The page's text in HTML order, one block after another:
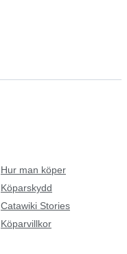
Hur man köper
Köparskydd
Catawiki Stories
Köparvillkor